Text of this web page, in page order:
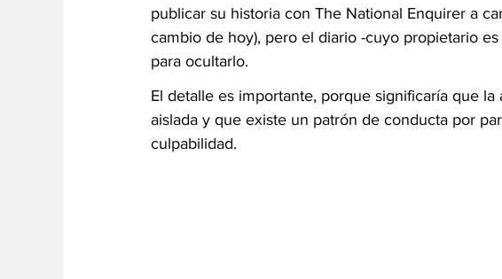
publicar su historia con The National Enquirer a
cambio de hoy), pero el diario -cuyo propietario
para ocultarlo.
El detalle es importante, porque significaría que
aislada y que existe un patrón de conducta por
culpabilidad.